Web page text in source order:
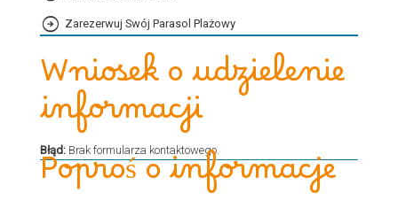
Zarezerwuj Swój Parasol Plażowy
Wniosek o udzielenie
informacji
Błąd:Brak formularza kontaktowego.
Poproś o informacje